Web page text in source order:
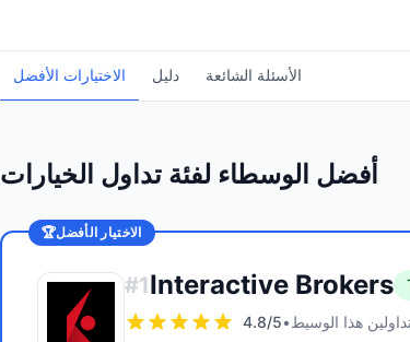
الاختيارات الأفضل دليل الأسئلة الشائعة
أفضل الوسطاء لفئة تداول الخيارات
🏆الاختيار الأفضل
#1Interactive Brokers
4.8/5•